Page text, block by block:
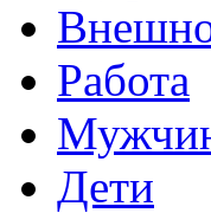
Работа
Дети